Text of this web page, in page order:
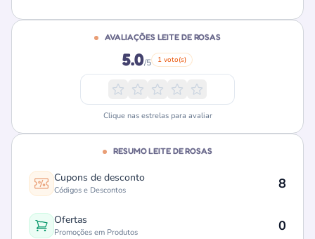
AVALIAÇÕES LEITE DE ROSAS
5.0/5 1 voto(s)
Clique nas estrelas para avaliar
RESUMO LEITE DE ROSAS
Cupons de desconto
Códigos e Descontos 8
Ofertas
Promoções em Produtos 0